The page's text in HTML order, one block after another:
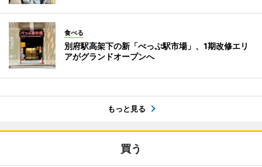
食べる
別府駅高架下の新「べっぷ駅市場」、1期改修エリ
アがグランドオープンへ
もっと見る
買う